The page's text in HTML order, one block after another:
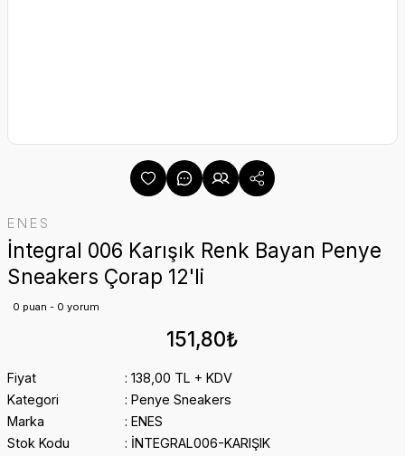
ENES
İntegral 006 Karışık Renk Bayan Penye
Sneakers Çorap 12'li
0 puan - 0 yorum
151,80₺
Fiyat
138,00 TL + KDV
Kategori
Penye Sneakers
Marka
ENES
Stok Kodu
İNTEGRAL006-KARIŞIK